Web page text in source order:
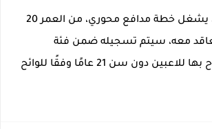
ويبلغ اللاعب، الذي يشغل خطة مدافع محوري، من العمر 20
معه، سيتم تسجيله ضمن فئة
الانتدابات المسموح بها للاعبين دون سن 21 عامًا وفقًا للوائح